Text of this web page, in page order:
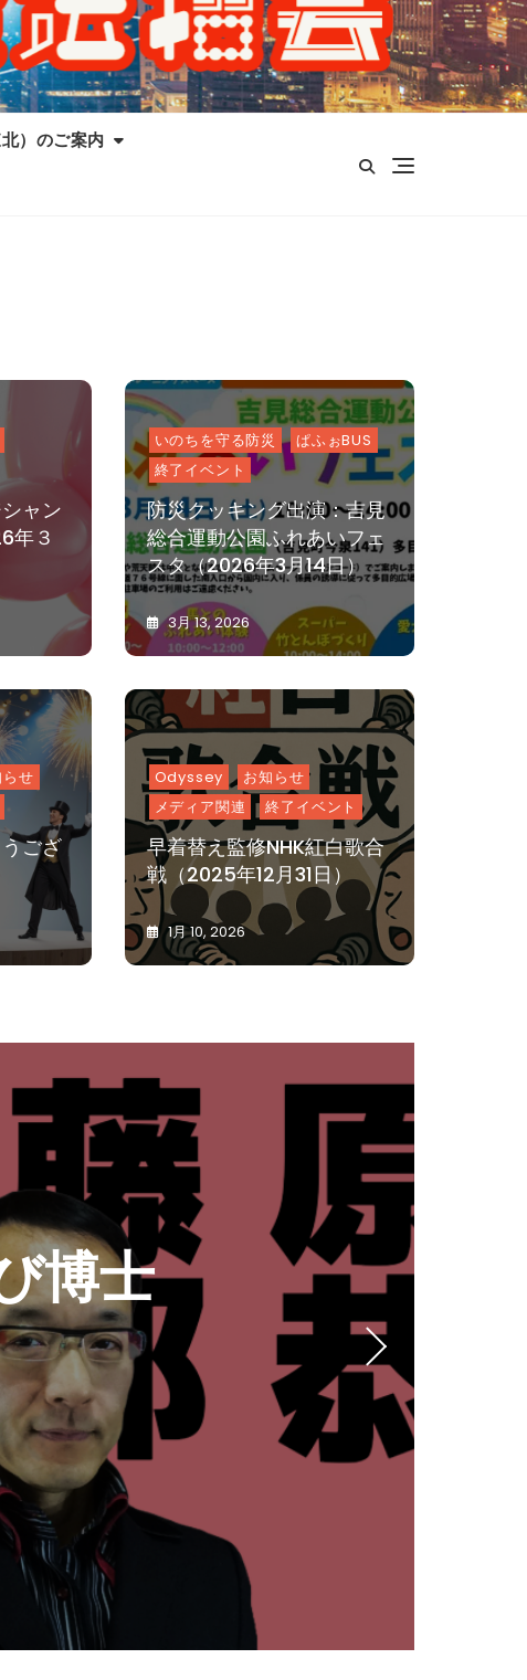
）のご案内
ャン
年３
いのちを守る防災
ぱふぉBUS
終了イベント
防災クッキング出演：吉見
総合運動公園ふれあいフェ
スタ（2026年3月14日）
3月 13, 2026
K
S
S
Y
0
せ
ござ
Odyssey
お知らせ
メディア関連
終了イベント
早着替え監修NHK紅白歌合
戦（2025年12月31日）
1月 10, 2026
Y
のご案内
（profile）